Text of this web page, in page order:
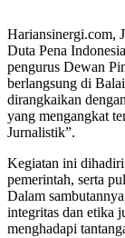
Hariansinergi.com,
Duta Pena
pengurus Dewan
berlangsung di
dirangkaikan
yang mengangkat
Jurnalistik”.
Kegiatan ini
pemerintah, serta
Dalam
integritas dan etika
menghadapi